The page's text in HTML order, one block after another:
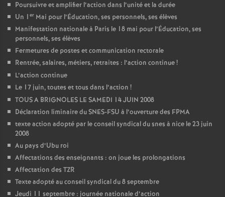
Poursuivre et amplifier l’action dans l’unité et la durée
Un 1 er Mai pour l’Éducation, ses personnels, ses élèves
Manifestation nationale à Paris le 18 mai pour l’Éducation, ses
personnels, ses élèves
Fermetures de postes et communication rectorale
Rentrée, salaires, métiers, retraites : l’action continue!
L’action continue
Le 17 juin, toutes et tous dans l’action !
TOUS A BRIGNOLES LE SAMEDI 14 JUIN 2008
Déclaration liminaire du SNES-FSU à l’ouverture des FPMA
texte action adopté par le conseil syndical du snes à nice le 23 juin
2008
Au pays d’Ubu roi
Affectations des enseignants : on joue les prolongations
Affectation des TZR
Texte adopté au conseil syndical du 8 septembre
Jeudi 11 septembre : journée nationale d’action